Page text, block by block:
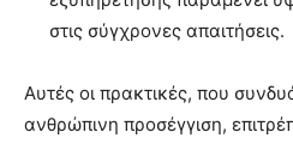
στις σύγχρονες απαιτήσεις.
Αυτές οι πρακτικές, που
ανθρώπινη προσέγγιση,